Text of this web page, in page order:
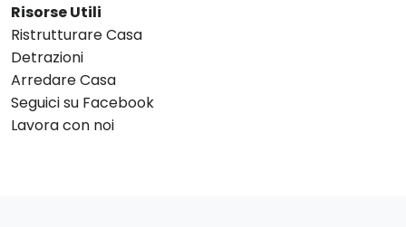
Risorse Utili
Ristrutturare Casa
Detrazioni
Arredare Casa
Seguici su Facebook
Lavora con noi